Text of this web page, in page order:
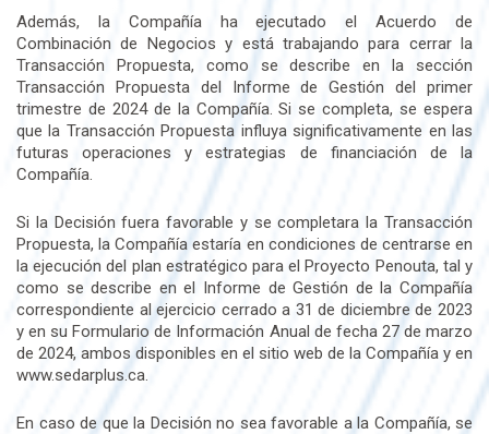
Además, la Compañía ha ejecutado el Acuerdo de
Combinación de Negocios y está trabajando para cerrar la
Transacción Propuesta, como se describe en la sección
Transacción Propuesta del Informe de Gestión del primer
trimestre de 2024 de la Compañía. Si se completa, se espera
que la Transacción Propuesta influya significativamente en las
futuras operaciones y estrategias de financiación de la
Compañía.
Si la Decisión fuera favorable y se completara la Transacción
Propuesta, la Compañía estaría en condiciones de centrarse en
la ejecución del plan estratégico para el Proyecto Penouta, tal y
como se describe en el Informe de Gestión de la Compañía
correspondiente al ejercicio cerrado a 31 de diciembre de 2023
y en su Formulario de Información Anual de fecha 27 de marzo
de 2024, ambos disponibles en el sitio web de la Compañía y en
www.sedarplus.ca.
En caso de que la Decisión no sea favorable a la Compañía, se